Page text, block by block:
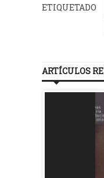
ETIQUETADO
ARTÍCULOS